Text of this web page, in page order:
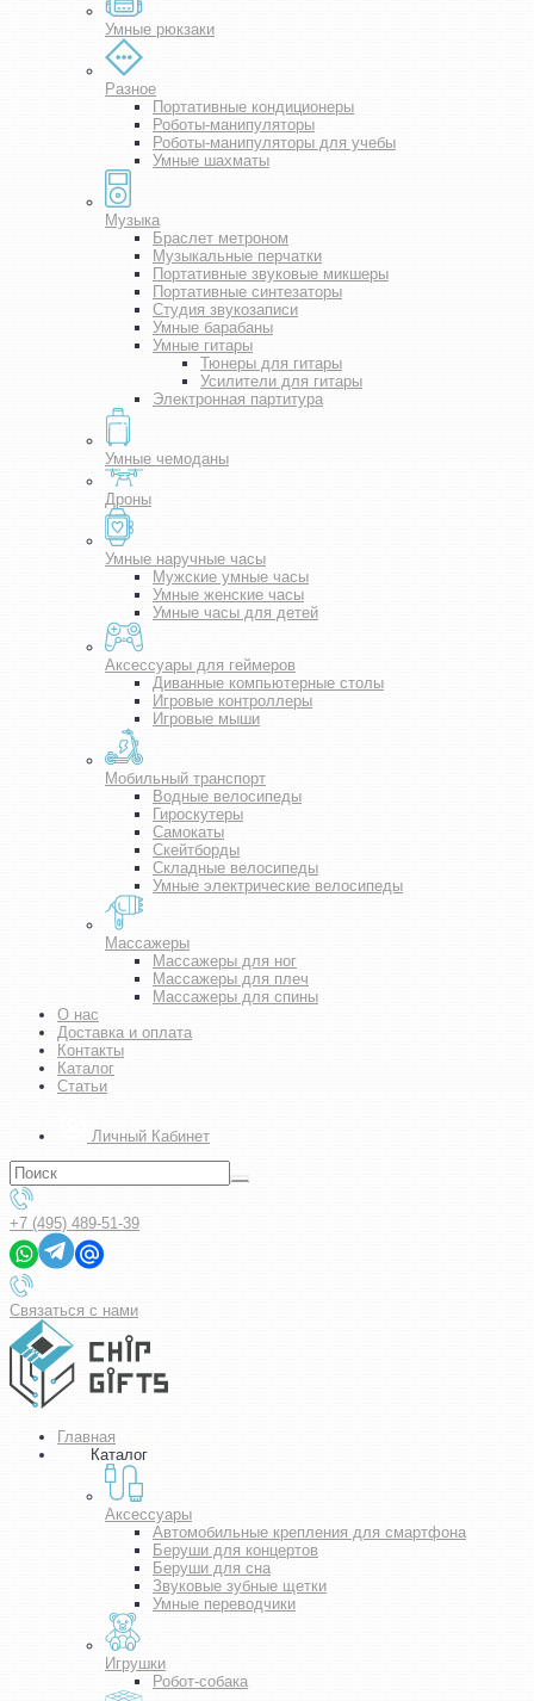
Умные рюкзаки
Разное
Портативные кондиционеры
Роботы-манипуляторы
Роботы-манипуляторы для учебы
Умные шахматы
Музыка
Браслет метроном
Музыкальные перчатки
Портативные звуковые микшеры
Портативные синтезаторы
Студия звукозаписи
Умные барабаны
Умные гитары
Тюнеры для гитары
Усилители для гитары
Электронная партитура
Умные чемоданы
Дроны
Умные наручные часы
Мужские умные часы
Умные женские часы
Умные часы для детей
Аксессуары для геймеров
Диванные компьютерные столы
Игровые контроллеры
Игровые мыши
Мобильный транспорт
Водные велосипеды
Гироскутеры
Самокаты
Скейтборды
Складные велосипеды
Умные электрические велосипеды
Массажеры
Массажеры для ног
Массажеры для плеч
Массажеры для спины
О нас
Доставка и оплата
Контакты
Каталог
Статьи
Личный Кабинет
+7 (495) 489-51-39
Связаться с нами
Главная
Каталог
Аксессуары
Автомобильные крепления для смартфона
Беруши для концертов
Беруши для сна
Звуковые зубные щетки
Умные переводчики
Игрушки
Робот-собака